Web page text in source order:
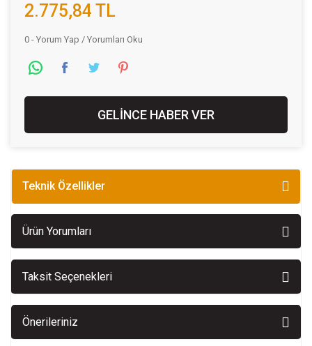
2.775,84 TL
0 - Yorum Yap / Yorumları Oku
GELİNCE HABER VER
Teknik Özellikler
Ürün Yorumları
Taksit Seçenekleri
Önerileriniz